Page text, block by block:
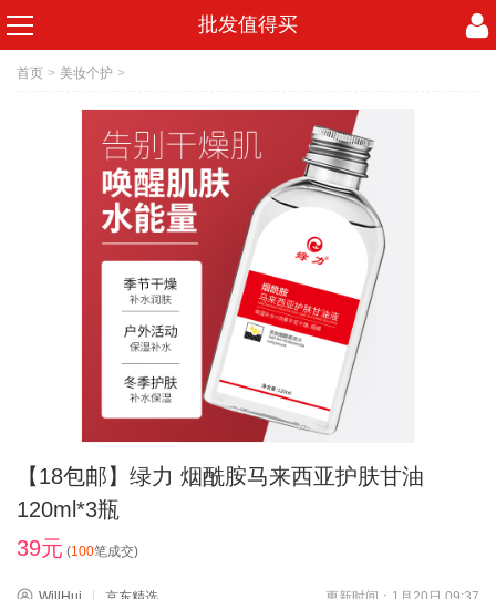
批发值得买
首页 > 美妆个护 >
【18包邮】绿力 烟酰胺马来西亚护肤甘油
120ml*3瓶
39元 (100笔成交)